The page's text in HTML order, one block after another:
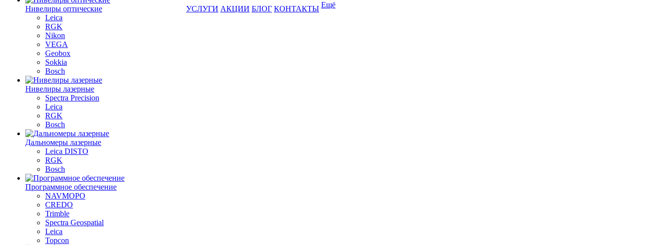
Нивелиры оптические
Leica
RGK
Nikon
VEGA
Geobox
Sokkia
Bosch
Нивелиры лазерные
Spectra Precision
Leica
RGK
Bosch
Дальномеры лазерные
Leica DISTO
RGK
Bosch
Программное обеспечение
NAVMOPO
CREDO
Trimble
Spectra Geospatial
Leica
Topcon
УСЛУГИ АКЦИИ БЛОГ КОНТАКТЫ Ещё